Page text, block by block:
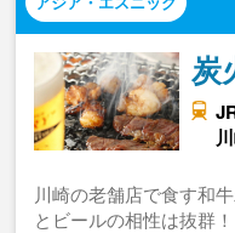
炭
川崎の老舗店で食す和
とビールの相性は抜群！